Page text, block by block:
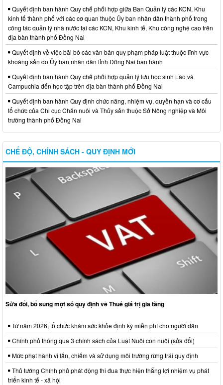
Quyết định ban hành Quy chế phối hợp giữa Ban Quản lý các KCN, Khu
kinh tế thành phố với các cơ quan thuộc Ủy ban nhân dân thành phố trong
công tác quản lý nhà nước tại các KCN, Khu kinh tế, Khu công nghệ cao trên
địa bàn thành phố Đồng Nai
Quyết định về việc bãi bỏ các văn bản quy phạm pháp luật thuộc lĩnh vực
khoáng sản do Ủy ban nhân dân tỉnh Đồng Nai ban hành
Quyết định ban hành Quy chế phối hợp quản lý lưu học sinh Lào và
Campuchia đến học tập trên địa bàn thành phố Đồng Nai
Quyết định ban hành Quy định chức năng, nhiệm vụ, quyền hạn và cơ cấu
tổ chức của Chi cục Chăn nuôi và Thủy sản thuộc Sở Nông nghiệp và Môi
trường thành phố Đồng Nai
CHẾ ĐỘ, CHÍNH SÁCH - QUY ĐỊNH MỚI
Sửa đổi, bổ sung một số quy định về Thuế giá trị gia tăng
Từ năm 2026, tổ chức khám sức khỏe định kỳ miễn phí cho người dân
Chính phủ thông qua 3 chính sách của Luật Nuôi con nuôi (sửa đổi)
Mức phạt hành vi lấn, chiếm và sử dụng môi trường rừng trái quy định
Thủ tướng Chính phủ phát động thi đua thực hiện thắng lợi nhiệm vụ phát
triển kinh tế - xã hội